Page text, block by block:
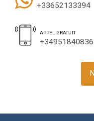
+33652133394
APPEL GRATUIT
+34951840836